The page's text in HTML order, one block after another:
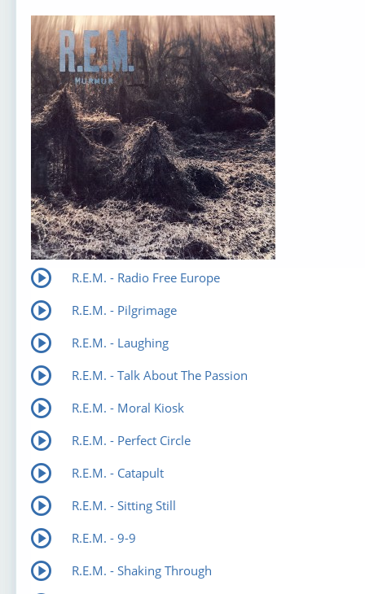
R.E.M. - Radio Free Europe
R.E.M. - Pilgrimage
R.E.M. - Laughing
R.E.M. - Talk About The Passion
R.E.M. - Moral Kiosk
R.E.M. - Perfect Circle
R.E.M. - Catapult
R.E.M. - Sitting Still
R.E.M. - 9-9
R.E.M. - Shaking Through